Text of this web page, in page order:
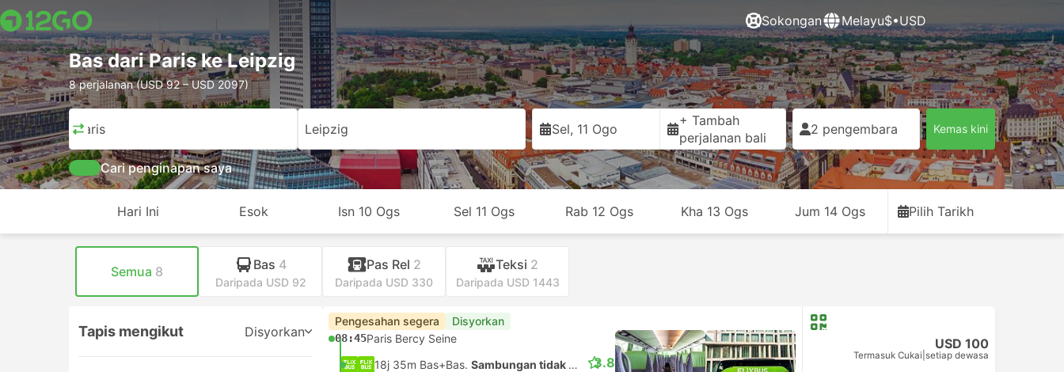
Sokongan Melayu$•USD
Bas dari Paris ke Leipzig
8 perjalanan (USD 92 – USD 2097)
Paris Leipzig Sel, 11 Ogo
+ Tambah
perjalanan bali
2 pengembara Kemas kini
Cari penginapan saya
Hari Ini Esok Isn 10 Ogs Sel 11 Ogs Rab 12 Ogs Kha 13 Ogs Jum 14 Ogs Pilih Tarikh
Semua 8 Bas 4
Daripada USD 92
Pas Rel 2
Daripada USD 330
Teksi 2
Daripada USD 1443
Tapis mengikut Disyorkan
Pengesahan segera Disyorkan
08:45Paris Bercy Seine
18j 35m Bas+Bas. Sambungan tidak dijamin 3.8
USD 100
Termasuk Cukai setiap dewasa